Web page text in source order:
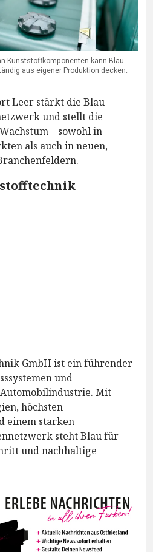
Kunststoffkomponenten kann Blau
aus eigener Produktion decken.
Leer stärkt die Blau-
und stellt die
– sowohl in
als auch in neuen,
GmbH ist ein führender
und
Mit
höchsten
einem starken
steht Blau für
und nachhaltige